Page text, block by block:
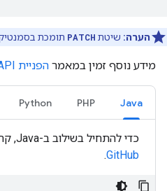
הערה: שיטת PATCH תומכת
מידע נוסף זמין במאמר הפניית API
Java
PHP
Python
כדי להתחיל בשילוב ב-Java, קראו את
GitHub
.